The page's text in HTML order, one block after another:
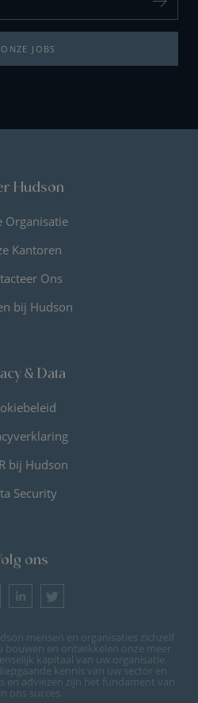
JOBS
Hudson
Organisatie
Kantoren
Ons
bij Hudson
& Data
bij Hudson
Security
ons
mensen en organisaties zichzelf
bouwen en ontwikkelen onze meer
kapitaal van uw organisatie.
kennis van uw sector en
en adviezen zijn het fundament van
ons succes.